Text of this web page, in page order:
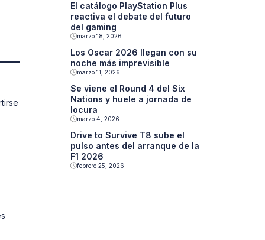
El catálogo PlayStation Plus
reactiva el debate del futuro
del gaming
marzo 18, 2026
Los Oscar 2026 llegan con su
noche más imprevisible
marzo 11, 2026
Se viene el Round 4 del Six
Nations y huele a jornada de
locura
marzo 4, 2026
Drive to Survive T8 sube el
pulso antes del arranque de la
F1 2026
febrero 25, 2026